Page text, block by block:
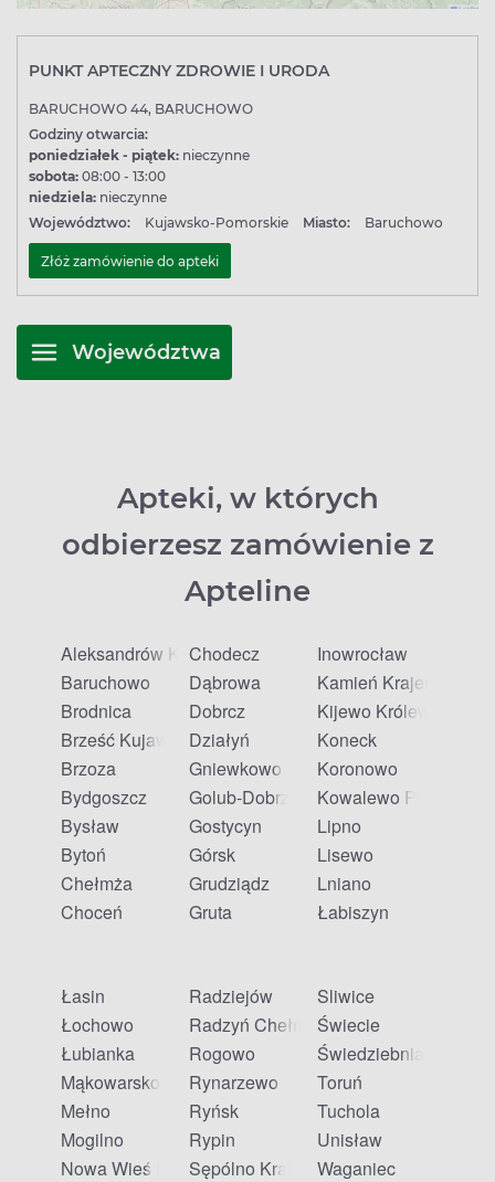
PUNKT APTECZNY ZDROWIE I URODA
BARUCHOWO 44, BARUCHOWO
Godziny otwarcia:
poniedziałek - piątek: nieczynne
sobota: 08:00 - 13:00
niedziela: nieczynne
Województwo:
Kujawsko-Pomorskie Miasto: Baruchowo
Złóż zamówienie do apteki
Województwa
Apteki, w których
odbierzesz zamówienie z
Apteline
Aleksandrów Kujawski
Baruchowo
Brodnica
Brześć Kujawski
Brzoza
Bydgoszcz
Bysław
Bytoń
Chełmża
Choceń
Chodecz
Dąbrowa
Dobrcz
Działyń
Gniewkowo
Golub-Dobrzyń
Gostycyn
Górsk
Grudziądz
Gruta
Inowrocław
Kamień Krajeński
Kijewo Królewskie
Koneck
Koronowo
Kowalewo Pomorskie
Lipno
Lisewo
Lniano
Łabiszyn
Łasin
Łochowo
Łubianka
Mąkowarsko
Mełno
Mogilno
Nowa Wieś Królewska
Radziejów
Radzyń Chełmiński
Rogowo
Rynarzewo
Ryńsk
Rypin
Sępólno Krajeńskie
Śliwice
Świecie
Świedziebnia
Toruń
Tuchola
Unisław
Waganiec